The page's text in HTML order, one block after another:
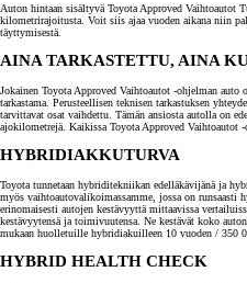
Auton hintaan sisältyvä Toyota Approved Vaihtoautot
kilometrirajoitusta. Voit siis ajaa vuoden aikana niin
täyttymisestä.
AINA TARKASTETTU, AINA
Jokainen Toyota Approved Vaihtoautot -ohjelman auto
tarkastama. Perusteellisen teknisen tarkastuksen
tarvittavat osat vaihdettu. Tämän ansiosta autolla on
ajokilometrejä. Kaikissa Toyota Approved Vaihtoautot
HYBRIDIAKKUTURVA
Toyota tunnetaan hybriditekniikan edelläkävijänä ja
myös vaihtoautovalikoimassamme, jossa on runsaasti
erinomaisesti autojen kestävyyttä mittaavissa
kestävyytensä ja toimivuutensa. Ne kestävät koko
mukaan huolletuille hybridiakuilleen 10 vuoden / 350
HYBRID HEALTH CHECK